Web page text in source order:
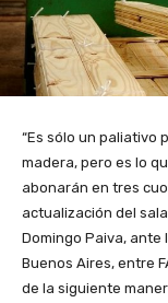
“Es sólo un paliativo
madera, pero es lo
abonarán en tres
actualización del
Domingo Paiva, ante
Buenos Aires, entre
de la siguiente